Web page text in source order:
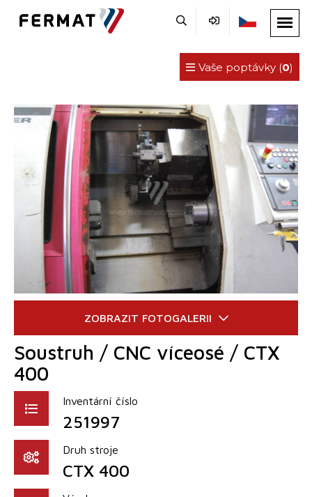
Vaše poptávky (0)
Soustruh / CNC víceosé / CTX
400
Inventární číslo
251997
Druh stroje
CTX 400